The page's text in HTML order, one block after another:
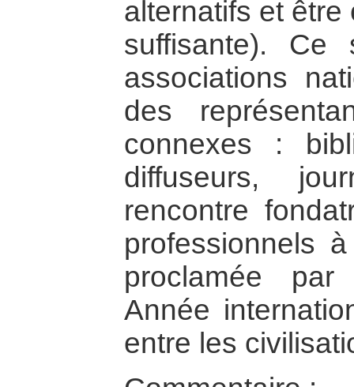
alternatifs et être
suffisante). Ce
associations
des
connexes :
diffuseurs,
rencontre
professionnels
proclamée
Année
entre les